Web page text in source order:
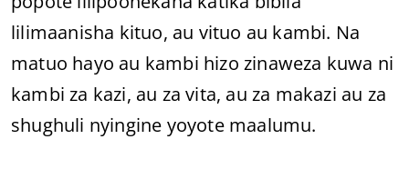
lilimaanisha kituo, au vituo au kambi. Na
matuo hayo au kambi hizo zinaweza kuwa ni
kambi za kazi, au za vita, au za makazi au za
shughuli nyingine yoyote maalumu.